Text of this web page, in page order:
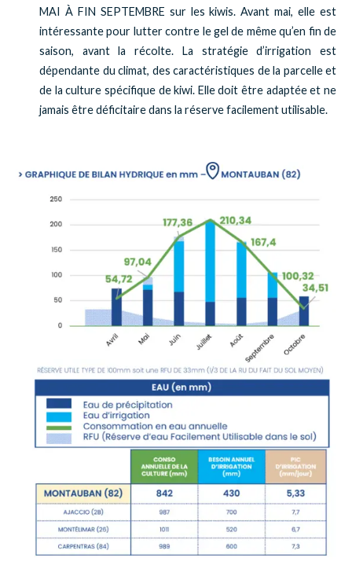
MAI À FIN SEPTEMBRE sur les kiwis. Avant mai, elle est
intéressante pour lutter contre le gel de même qu’en fin de
saison, avant la récolte. La stratégie d’irrigation est
dépendante du climat, des caractéristiques de la parcelle et
de la culture spécifique de kiwi. Elle doit être adaptée et ne
jamais être déficitaire dans la réserve facilement utilisable.